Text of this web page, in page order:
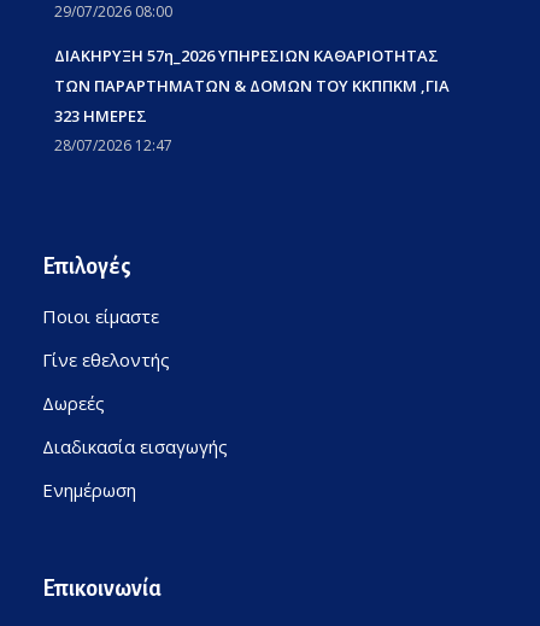
29/07/2026 08:00
ΔΙΑΚΗΡΥΞΗ 57η_2026 ΥΠΗΡΕΣΙΩΝ ΚΑΘΑΡΙΟΤΗΤΑΣ
ΤΩΝ ΠΑΡΑΡΤΗΜΑΤΩΝ & ΔΟΜΩΝ ΤΟΥ ΚΚΠΠΚΜ ,ΓΙΑ
323 ΗΜΕΡΕΣ
28/07/2026 12:47
Επιλογές
Ποιοι είμαστε
Γίνε εθελοντής
Δωρεές
Διαδικασία εισαγωγής
Ενημέρωση
Επικοινωνία